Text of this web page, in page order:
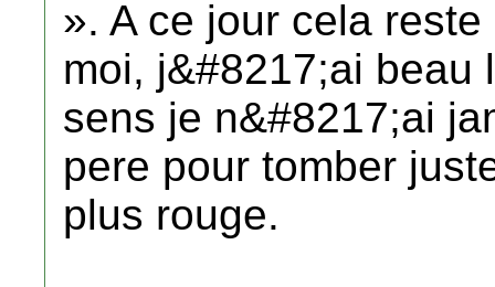
». A ce jour cela
moi, j&#8217;ai beau
sens je n&#8217;ai
pere pour tomber
plus rouge.